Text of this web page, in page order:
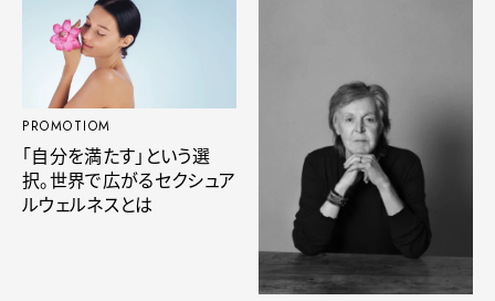
PROMOTIOM
「自分を満たす」という選
択。世界で広がるセクシュア
ルウェルネスとは